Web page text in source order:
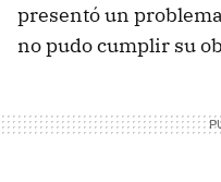
presentó un
no pudo cumplir su